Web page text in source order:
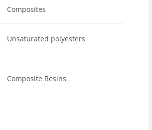
Composites
Unsaturated polyesters
Composite Resins